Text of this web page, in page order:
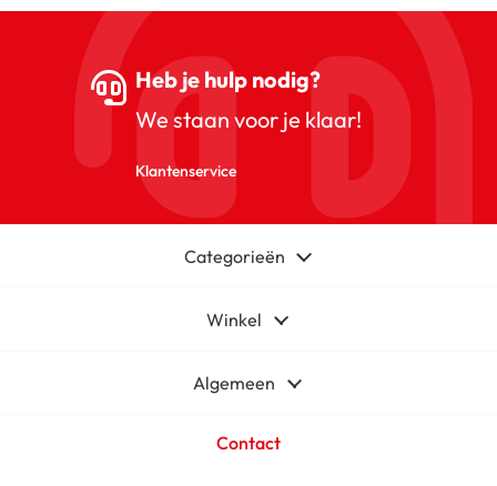
Heb je hulp nodig?
We staan voor je klaar!
Klantenservice
Categorieën
Winkel
Algemeen
Contact